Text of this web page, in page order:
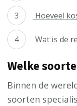
Hoeveel
Wat is de
Welke
Binnen de
soorten